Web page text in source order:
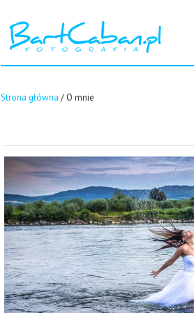
Strona główna / O mnie